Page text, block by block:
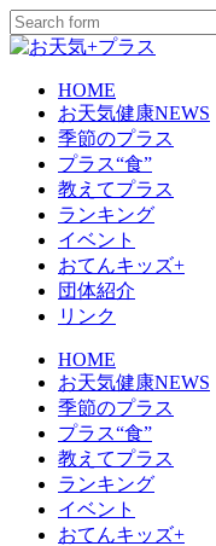
HOME
お天気健康NEWS
季節のプラス
プラス“食”
教えてプラス
ランキング
イベント
おてんキッズ+
団体紹介
リンク
HOME
お天気健康NEWS
季節のプラス
プラス“食”
教えてプラス
ランキング
イベント
おてんキッズ+